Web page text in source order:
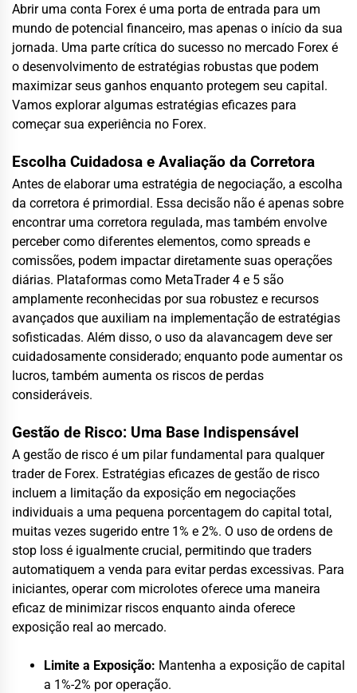
Abrir uma conta Forex é uma porta de entrada para um
mundo de potencial financeiro, mas apenas o início da sua
jornada. Uma parte crítica do sucesso no mercado Forex é
o desenvolvimento de estratégias robustas que podem
maximizar seus ganhos enquanto protegem seu capital.
Vamos explorar algumas estratégias eficazes para
começar sua experiência no Forex.
Escolha Cuidadosa e Avaliação da Corretora
Antes de elaborar uma estratégia de negociação, a escolha
da corretora é primordial. Essa decisão não é apenas sobre
encontrar uma corretora regulada, mas também envolve
perceber como diferentes elementos, como spreads e
comissões, podem impactar diretamente suas operações
diárias. Plataformas como MetaTrader 4 e 5 são
amplamente reconhecidas por sua robustez e recursos
avançados que auxiliam na implementação de estratégias
sofisticadas. Além disso, o uso da alavancagem deve ser
cuidadosamente considerado; enquanto pode aumentar os
lucros, também aumenta os riscos de perdas
consideráveis.
Gestão de Risco: Uma Base Indispensável
A gestão de risco é um pilar fundamental para qualquer
trader de Forex. Estratégias eficazes de gestão de risco
incluem a limitação da exposição em negociações
individuais a uma pequena porcentagem do capital total,
muitas vezes sugerido entre 1% e 2%. O uso de ordens de
stop loss é igualmente crucial, permitindo que traders
automatiquem a venda para evitar perdas excessivas. Para
iniciantes, operar com microlotes oferece uma maneira
eficaz de minimizar riscos enquanto ainda oferece
exposição real ao mercado.
Limite a Exposição: Mantenha a exposição de capital
a 1%-2% por operação.